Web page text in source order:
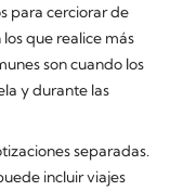
para cerciorar de
que realice más
son cuando los
y durante las
separadas.
incluir viajes